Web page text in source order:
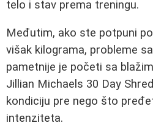
telo i stav prema treningu.
Međutim, ako ste potpuni
višak kilograma, probleme
pametnije je početi sa
Jillian Michaels 30 Day
kondiciju pre nego što
intenziteta.